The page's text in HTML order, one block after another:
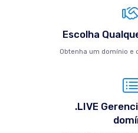
Escolha
Obtenha um domínio e
.LIVE